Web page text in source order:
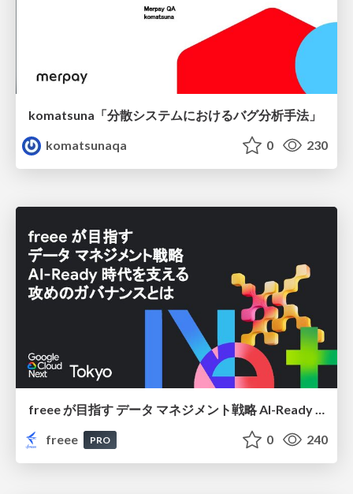
komatsuna「分散システムにおけるバグ分析手法」
komatsunaqa
0 230
freee
PRO 0 240